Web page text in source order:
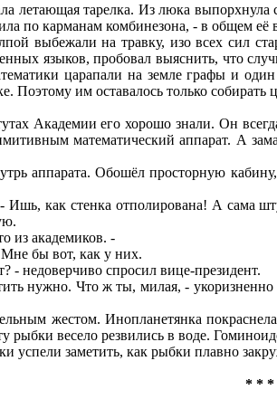
тарелка. Из люка выпорхнула
по карманам комбинезона, - в общем её
на травку, изо всех сил
языков, пробовал выяснить, что
царапали на земле графы и
Поэтому им оставалось только
Академии его хорошо знали. Он
математический аппарат. А
Обошёл просторную кабину,
как стенка отполирована! А сама
из академиков. -
бы вот, как у них.
спросил вице-президент.
Что ж ты, милая, - укоризненно
жестом. Инопланетянка покраснела
весело резвились в воде.
заметить, как рыбки плавно
* * *